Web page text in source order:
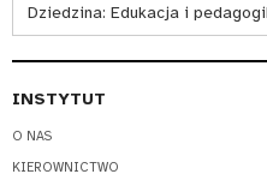
Dziedzina: Edukacja i
INSTYTUT
O NAS
KIEROWNICTWO